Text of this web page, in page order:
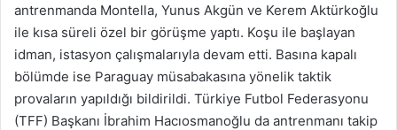
antrenmanda Montella, Yunus Akgün ve Kerem Aktürkoğlu
ile kısa süreli özel bir görüşme yaptı. Koşu ile başlayan
idman, istasyon çalışmalarıyla devam etti. Basına kapalı
bölümde ise Paraguay müsabakasına yönelik taktik
provaların yapıldığı bildirildi. Türkiye Futbol Federasyonu
(TFF) Başkanı İbrahim Hacıosmanoğlu da antrenmanı takip